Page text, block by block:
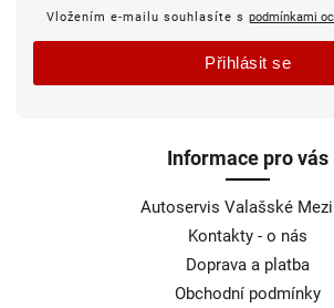
Informace pro vás
Autoservis Valašské
Kontakty - o nás
Doprava a platba
Obchodní podmínky
Vložením e-mailu souhlasíte s podmínkami
Přihlásit se